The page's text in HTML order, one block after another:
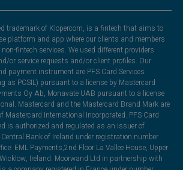
trademark of Klopercom, is a fintech that aims to
platform and app where our clients and members
fintech services. We used different providers
or service requests and/or client profiles. Our
payment instrument are PFS Card Services
as PCSIL) pursuant to a license by Mastercard
Oy Ab, Monavate UAB pursuant to a license
Mastercard and the Mastercard Brand Mark are
Mastercard International Incorporated. PFS Card
is authorized and regulated as an issuer of
Bank of Ireland under registration number
EML Payments,2nd Floor La Vallee House, Upper
Ireland. Moorwand Ltd in partnership with